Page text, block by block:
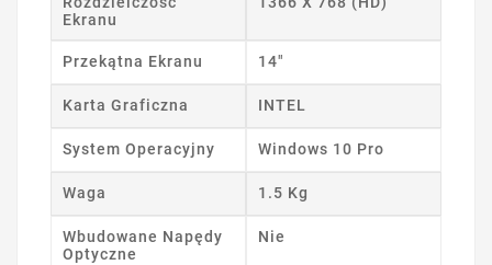
Ekranu
Przekątna Ekranu 14"
Karta Graficzna INTEL
System Operacyjny Windows 10 Pro
Waga 1.5 Kg
Wbudowane Napędy
Optyczne
Nie